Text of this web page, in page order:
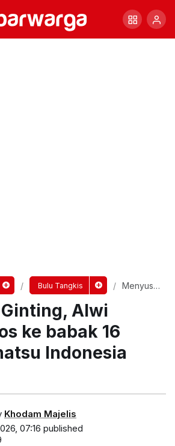
Bulu Tangkis
Menyusul
besar
Daihatsu
Alwi
ke babak 16
Indonesia
Khodam Majelis
07:16 published